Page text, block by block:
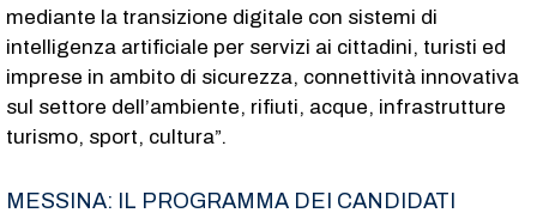
mediante la transizione digitale con sistemi di
intelligenza artificiale per servizi ai cittadini, turisti ed
imprese in ambito di sicurezza, connettività innovativa
sul settore dell’ambiente, rifiuti, acque, infrastrutture
turismo, sport, cultura”.
MESSINA: IL PROGRAMMA DEI CANDIDATI